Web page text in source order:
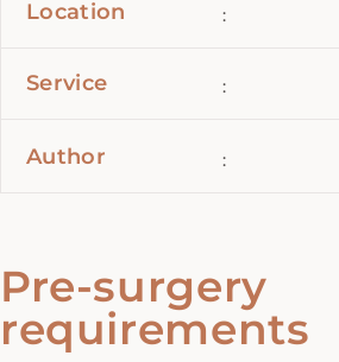
Location :
Service :
Author :
Pre-surgery
requirements